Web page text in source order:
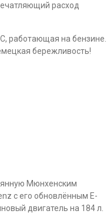
расход
работающая на бензине.
бережливость!
Мюнхенским
с его обновлённым E-
двигатель на 184 л.